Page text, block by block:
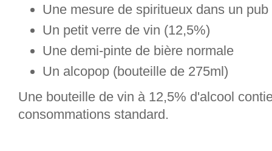
Une mesure de spiritueux dans un pub
Un petit verre de vin (12,5%)
Une demi-pinte de bière normale
Un alcopop (bouteille de 275ml)
Une bouteille de vin à 12,5% d'alcool
consommations standard.